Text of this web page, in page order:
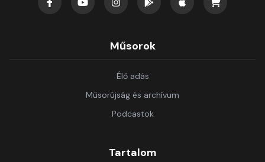
Műsorok
Élő adás
Műsorújság és archívum
Podcastok
Tartalom